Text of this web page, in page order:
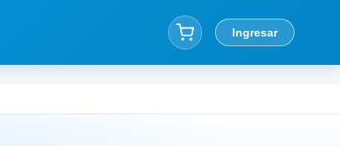
Ingresar